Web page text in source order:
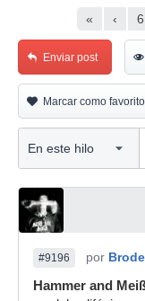
« ‹
Enviar post
Marcar como favorito
#9196 por
Hammer and